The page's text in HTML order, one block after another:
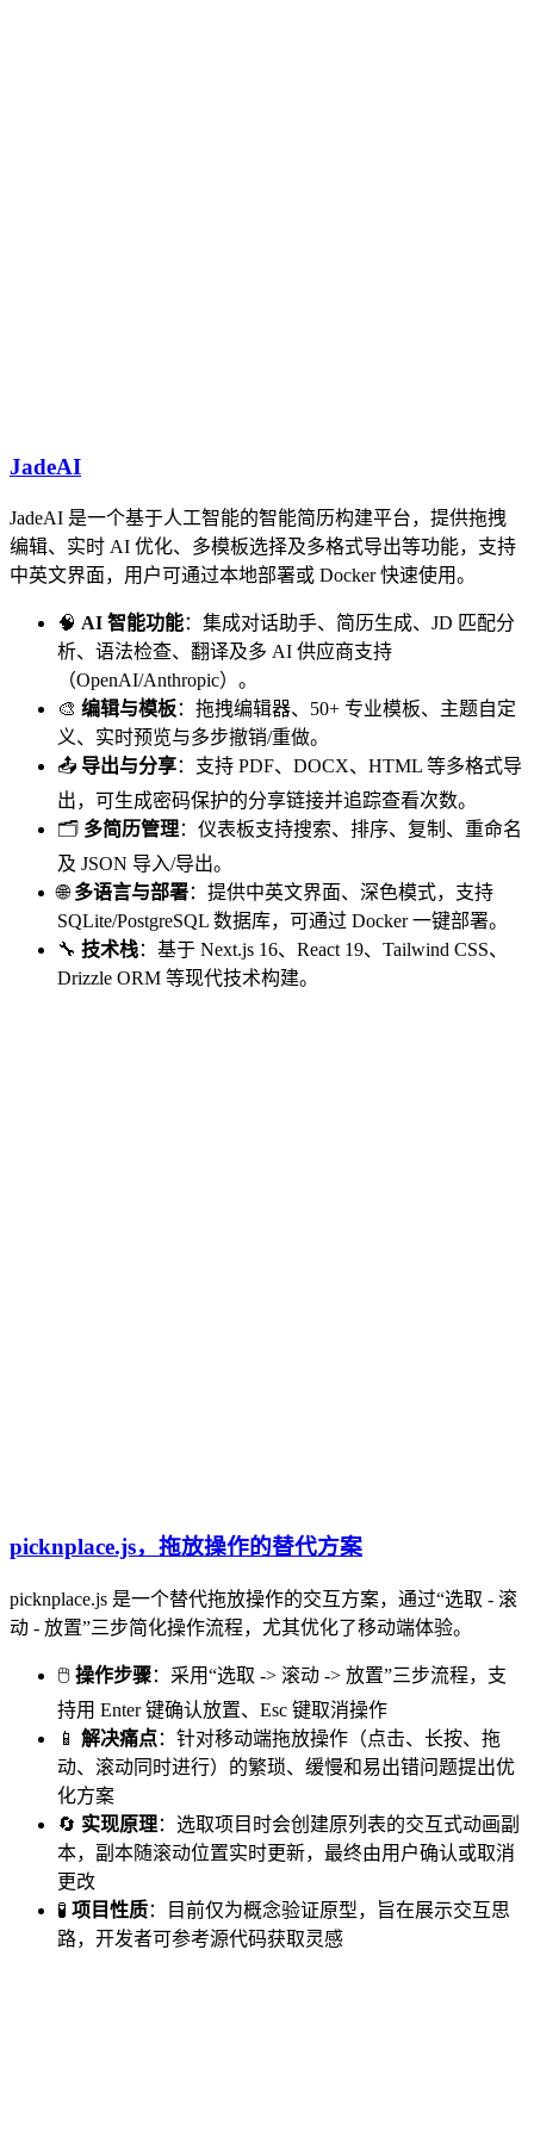
JadeAI
JadeAI 是一个基于人工智能的智能简历构建平台，提供拖拽
编辑、实时 AI 优化、多模板选择及多格式导出等功能，支持
中英文界面，用户可通过本地部署或 Docker 快速使用。
🧠 AI 智能功能：集成对话助手、简历生成、JD 匹配分
析、语法检查、翻译及多 AI 供应商支持
（OpenAI/Anthropic）。
🎨 编辑与模板：拖拽编辑器、50+ 专业模板、主题自定
义、实时预览与多步撤销/重做。
📤 导出与分享：支持 PDF、DOCX、HTML 等多格式导
出，可生成密码保护的分享链接并追踪查看次数。
🗂️ 多简历管理：仪表板支持搜索、排序、复制、重命名
及 JSON 导入/导出。
🌐多语言与部署：提供中英文界面、深色模式，支持
SQLite/PostgreSQL 数据库，可通过 Docker 一键部署。
🔧 技术栈：基于 Next.js 16、React 19、Tailwind CSS、
Drizzle ORM 等现代技术构建。
picknplace.js，拖放操作的替代方案
picknplace.js 是一个替代拖放操作的交互方案，通过“选取 - 滚
动 - 放置”三步简化操作流程，尤其优化了移动端体验。
🖱️ 操作步骤：采用“选取 -> 滚动 -> 放置”三步流程，支
持用 Enter 键确认放置、Esc 键取消操作
📱 解决痛点：针对移动端拖放操作（点击、长按、拖
动、滚动同时进行）的繁琐、缓慢和易出错问题提出优
化方案
🔄 实现原理：选取项目时会创建原列表的交互式动画副
本，副本随滚动位置实时更新，最终由用户确认或取消
更改
🧪 项目性质：目前仅为概念验证原型，旨在展示交互思
路，开发者可参考源代码获取灵感